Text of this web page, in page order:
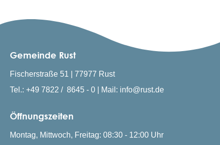
Gemeinde Rust
Fischerstraße 51 | 77977 Rust
Tel.: +49 7822 / 8645 - 0 | Mail: info@rust.de
Öffnungszeiten
Montag, Mittwoch, Freitag: 08:30 - 12:00 Uhr